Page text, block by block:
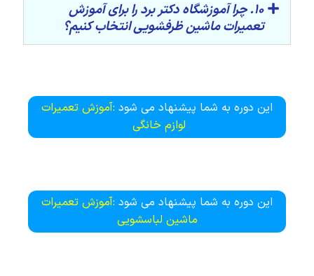
10. چرا آموزشگاه دکتر برد را برای آموزش
تعمیرات ماشین ظرفشویی انتخاب کنیم؟
این دوره به شما پیشنهاد می شود :آموزش تعمیرات
لوازم خانگی
این دوره به شما پیشنهاد می شود :آموزش تعمیرات
ماشین لباسشویی